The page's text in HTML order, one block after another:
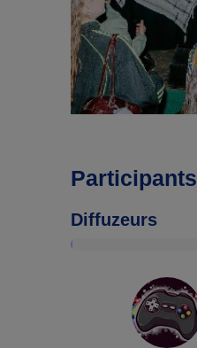
Participants
Diffuzeurs